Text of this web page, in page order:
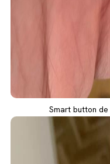
Smart button de